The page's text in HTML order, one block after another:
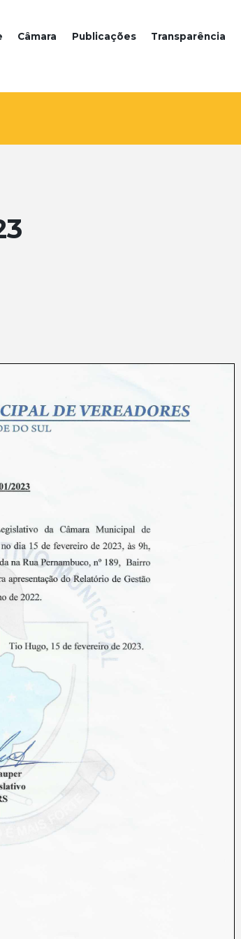
Câmara Publicações Transparência